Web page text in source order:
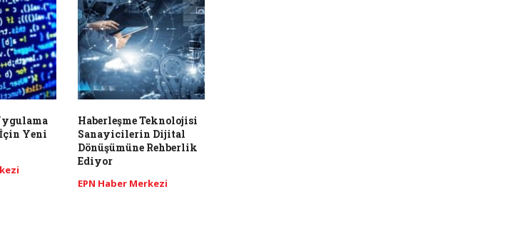
Yeni
Haberleşme Teknolojisi
Sanayicilerin Dijital
Dönüşümüne Rehberlik
Ediyor
EPN Haber Merkezi